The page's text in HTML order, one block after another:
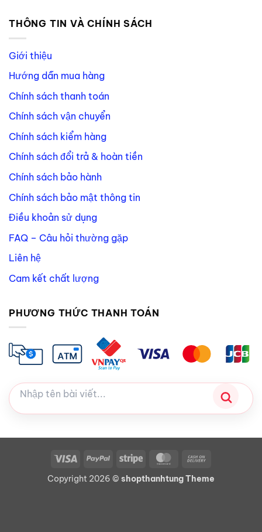
THÔNG TIN VÀ CHÍNH SÁCH
Giới thiệu
Hướng dẫn mua hàng
Chính sách thanh toán
Chính sách vận chuyển
Chính sách kiểm hàng
Chính sách đổi trả & hoàn tiền
Chính sách bảo hành
Chính sách bảo mật thông tin
Điều khoản sử dụng
FAQ – Câu hỏi thường gặp
Liên hệ
Cam kết chất lượng
PHƯƠNG THỨC THANH TOÁN
Visa PayPal Stripe MasterCard
Delivery
Copyright 2026 © shopthanhtung Theme